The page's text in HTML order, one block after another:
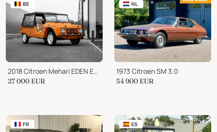
BE
2018 Citroen Mehari EDEN ELECTRIC NEW
27 000 EUR
NL
1973 Citroen SM 3.0
54 900 EUR
FR ES